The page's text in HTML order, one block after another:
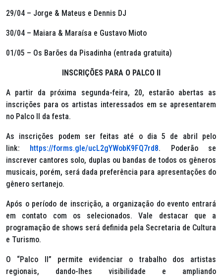
29/04 – Jorge & Mateus e Dennis DJ
30/04 – Maiara & Maraísa e Gustavo Mioto
01/05 – Os Barões da Pisadinha (entrada gratuita)
INSCRIÇÕES PARA O PALCO II
A partir da próxima segunda-feira, 20, estarão abertas as
inscrições para os artistas interessados em se apresentarem
no Palco II da festa.
As inscrições podem ser feitas até o dia 5 de abril pelo
link: https://forms.gle/ucL2gYWobK9FQ7rd8. Poderão se
inscrever cantores solo, duplas ou bandas de todos os gêneros
musicais, porém, será dada preferência para apresentações do
gênero sertanejo.
Após o período de inscrição, a organização do evento entrará
em contato com os selecionados. Vale destacar que a
programação de shows será definida pela Secretaria de Cultura
e Turismo.
O “Palco II” permite evidenciar o trabalho dos artistas
regionais, dando-lhes visibilidade e ampliando